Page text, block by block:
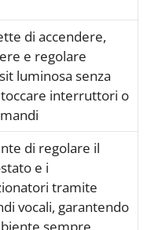
di accendere,
e regolare
luminosa senza
interruttori o
di regolare il
e i
tramite
vocali, garantendo